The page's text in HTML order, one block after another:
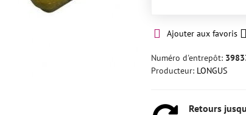
Ajouter aux favoris
Numéro d'entrepôt:
Producteur: LONGUS
Retours